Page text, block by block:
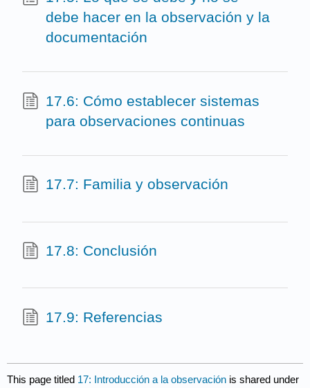
debe hacer en la observación y la
documentación
17.6: Cómo establecer sistemas
para observaciones continuas
17.7: Familia y observación
17.8: Conclusión
17.9: Referencias
This page titled 17: Introducción a la observación is shared under